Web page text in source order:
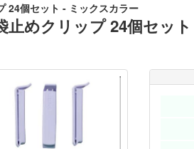
24個セット - ミックスカラー
止めクリップ 24個セッ